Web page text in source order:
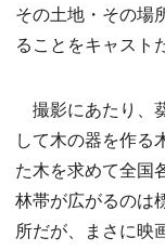
その土地・その場
ることをキャスト
撮影にあたり、
して木の器を作る
た木を求めて全国
林帯が広がるのは
所だが、まさに映